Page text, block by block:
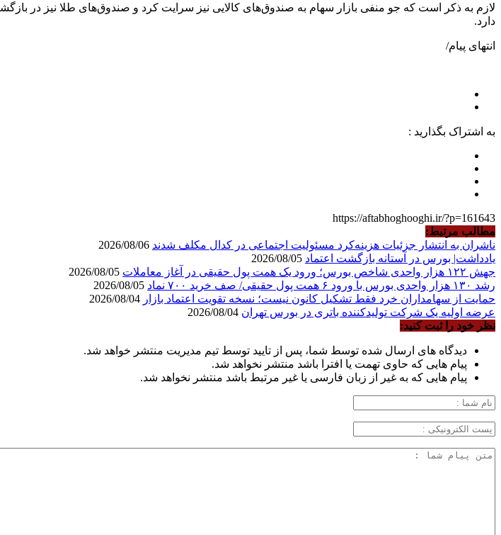
لازم به ذکر است که جو منفی بازار سهام به صندوق‌های کالایی نیز سرایت کرد و صندوق‌های طلا نیز در
دارد.
انتهای پیام/
به اشتراک بگذارید :
https://aftabhoghooghi.ir/?p=161643
مطالب مرتبط:
ناشران به انتشار جزئیات هزینه‌کرد مسئولیت اجتماعی در کدال مکلف شدند
یادداشت| بورس در آستانه بازگشت اعتماد
جهش ۱۲۲ هزار واحدی شاخص بورس؛ ورود یک همت پول حقیقی در آغاز معاملات
رشد ۱۳۰ هزار واحدی بورس با ورود ۶ همت پول حقیقی/ صف خرید ۷۰۰ نماد
حمایت از سهامداران خرد فقط تشکیل کانون نیست؛ نسخه تقویت اعتماد بازار
عرضه اولیه یک شرکت تولیدکننده باتری در بورس تهران
نظر خود را ثبت کنید:
دیدگاه های ارسال شده توسط شما، پس از تایید توسط تیم مدیریت منتشر خواهد شد.
پیام هایی که حاوی تهمت یا افترا باشد منتشر نخواهد شد.
پیام هایی که به غیر از زبان فارسی یا غیر مرتبط باشد منتشر نخواهد شد.